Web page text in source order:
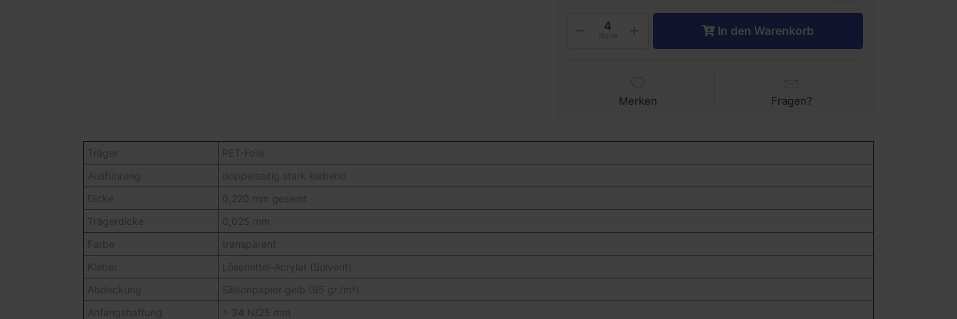
Rolle In den Warenkorb
Merken Fragen?
Träger
PET-Folie
Ausführung
doppelseitig stark klebend
Dicke
0,220 mm gesamt
Trägerdicke
0,025 mm
Farbe
transparent
Kleber
Lösemittel-Acrylat (Solvent)
Abdeckung
Silikonpapier gelb (95 gr./m²)
Anfangshaftung
> 34 N/25 mm